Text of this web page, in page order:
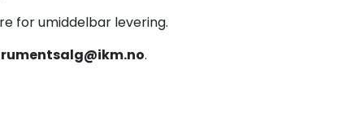
for umiddelbar levering.
.